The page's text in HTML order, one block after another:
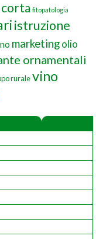
fitopatologia
istruzione
marketingolio
ornamentali
ruralevino